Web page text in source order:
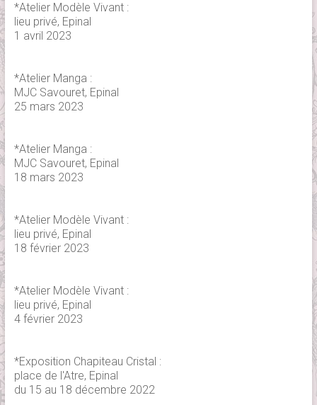
*Atelier Modèle Vivant :
lieu privé, Epinal
1 avril 2023
*Atelier Manga :
MJC Savouret, Epinal
25 mars 2023
*Atelier Manga :
MJC Savouret, Epinal
18 mars 2023
*Atelier Modèle Vivant :
lieu privé, Epinal
18 février 2023
*Atelier Modèle Vivant :
lieu privé, Epinal
4 février 2023
*Exposition Chapiteau Cristal :
place de l'Atre, Epinal
du 15 au 18 décembre 2022